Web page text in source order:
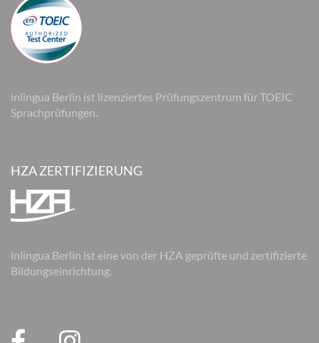
inlingua Berlin ist lizenziertes Prüfungszentrum für TOEIC
Sprachprüfungen.
HZA ZERTIFIZIERUNG
inlingua Berlin ist eine von der HZA geprüfte und zertifizierte
Bildungseinrichtung.